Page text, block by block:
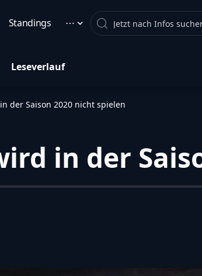
Standings ⋯ Search
Leseverlauf
der Saison 2020 nicht spielen
in der